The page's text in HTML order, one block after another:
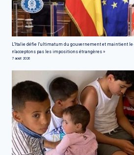
L'Italie défie l'ultimatum du gouvernement et maintient le
n'acceptons pas les impositions étrangères »
7 août 2026